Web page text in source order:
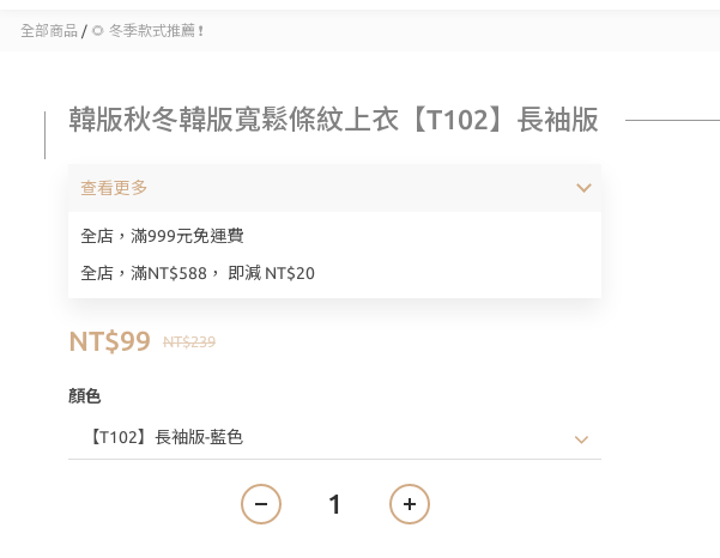
全部商品 / 🌻 冬季款式推薦 ❗
韓版秋冬韓版寬鬆條紋上衣【T102】長袖版
全店，滿999元免運費
全店，滿NT$588， 即減 NT$20
查看更多
NT$239
NT$99
顏色